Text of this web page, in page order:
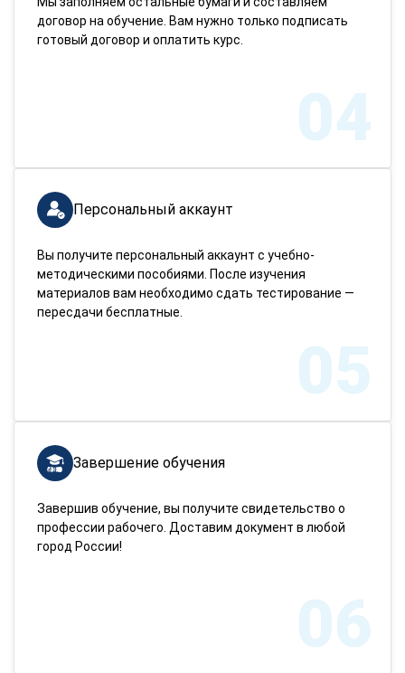
договор на обучение. Вам нужно только подписать
готовый договор и оплатить курс.
04
Персональный аккаунт
Вы получите персональный аккаунт с учебно-
методическими пособиями. После изучения
материалов вам необходимо сдать тестирование —
пересдачи бесплатные.
05
Завершение обучения
Завершив обучение, вы получите свидетельство о
профессии рабочего. Доставим документ в любой
город России!
06